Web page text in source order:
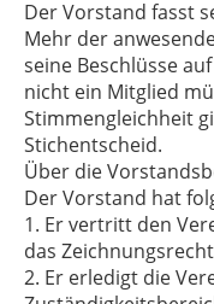
Der Vorstand fasst
Mehr der
seine Beschlüsse
nicht ein Mitglied
Stimmengleichheit
Stichentscheid.
Über die
Der Vorstand hat
1. Er vertritt den
das
2. Er erledigt die